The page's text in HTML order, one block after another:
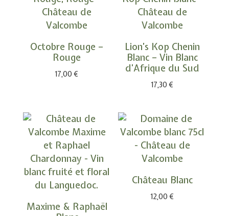
Octobre Rouge –
Rouge
17,00€
Lion’s Kop Chenin
Blanc – Vin Blanc
d’Afrique du Sud
17,30€
Maxime & Raphaël
Château Blanc
12,00€